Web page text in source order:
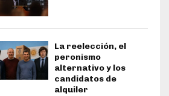
La reelección, el
peronismo
alternativo y los
candidatos de
alquiler